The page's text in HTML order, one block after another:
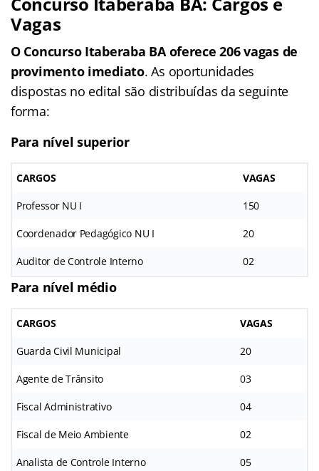
Vagas
O Concurso Itaberaba BA oferece 206vagas de
provimento imediato. As oportunidades
dispostas no edital são distribuídas da seguinte
forma:
Para nível superior
CARGOS VAGAS
Professor NU I 150
Coordenador Pedagógico NU I 20
Auditor de Controle Interno 02
Para nível médio
CARGOS VAGAS
Guarda Civil Municipal 20
Agente de Trânsito 03
Fiscal Administrativo 04
Fiscal de Meio Ambiente 02
Analista de Controle Interno 05